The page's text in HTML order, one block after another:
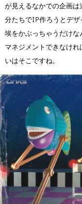
が見えるなかでの企画
分たちでIP作ろうとデ
埃をかぶっちゃうだけ
マネジメントできなけ
いはそこですね。